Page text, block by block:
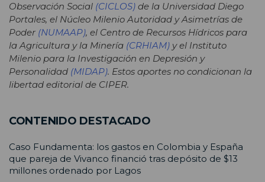
Observación Social (CICLOS) de la Universidad Diego
Portales, el Núcleo Milenio Autoridad y Asimetrías de
Poder (NUMAAP), el Centro de Recursos Hídricos para
la Agricultura y la Minería (CRHIAM) y el Instituto
Milenio para la Investigación en Depresión y
Personalidad (MIDAP). Estos aportes no condicionan la
libertad editorial de CIPER.
CONTENIDO DESTACADO
Caso Fundamenta: los gastos en Colombia y España
que pareja de Vivanco financió tras depósito de $13
millones ordenado por Lagos